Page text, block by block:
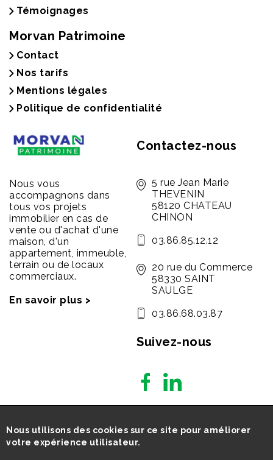
Témoignages
Morvan Patrimoine
Contact
Nos tarifs
Mentions légales
Politique de confidentialité
Nous vous
accompagnons dans
tous vos projets
immobilier en cas de
vente ou d'achat d'une
maison, d'un
appartement, immeuble,
terrain ou de locaux
commerciaux.
En savoir plus >
Contactez-nous
5 rue Jean Marie
THEVENIN
58120 CHATEAU
CHINON
03.86.85.12.12
20 rue du Commerce
58330 SAINT
SAULGE
03.86.68.03.87
Suivez-nous
Nous utilisons des cookies sur ce site pour améliorer
votre expérience utilisateur.